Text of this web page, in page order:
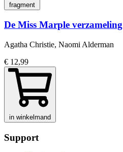
fragment
De Miss Marple verzameling
Agatha Christie, Naomi Alderman
€ 12,99
in winkelmand
Support